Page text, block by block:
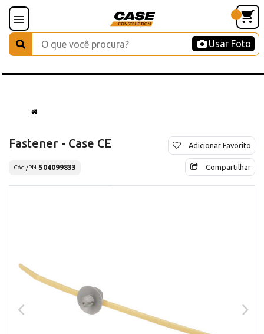
Usar Foto
Fastener - Case CE
Cód./PN 504099833
Adicionar Favorito
Compartilhar